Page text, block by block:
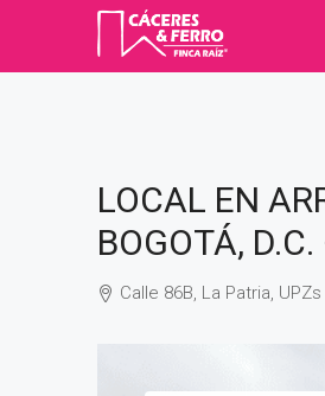
LOCAL EN
BOGOTÁ,
Calle 86B, La Patria,